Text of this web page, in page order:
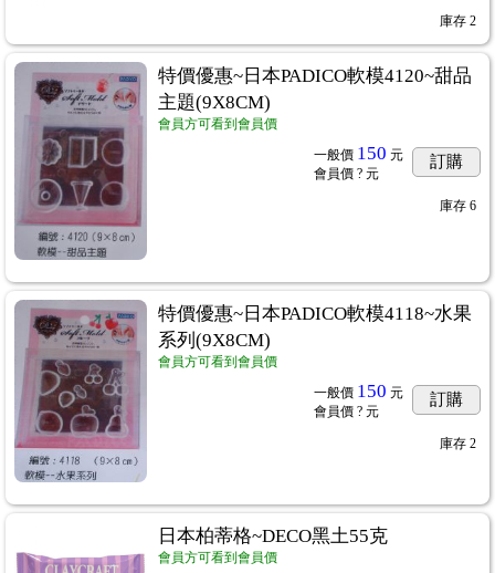
庫存 2
特價優惠~日本PADICO軟模4120~甜品
主題(9X8CM)
會員方可看到會員價
一般價 150 元
會員價 ? 元
訂購
庫存 6
特價優惠~日本PADICO軟模4118~水果
系列(9X8CM)
會員方可看到會員價
一般價 150 元
會員價 ? 元
訂購
庫存 2
日本柏蒂格~DECO黑土55克
會員方可看到會員價